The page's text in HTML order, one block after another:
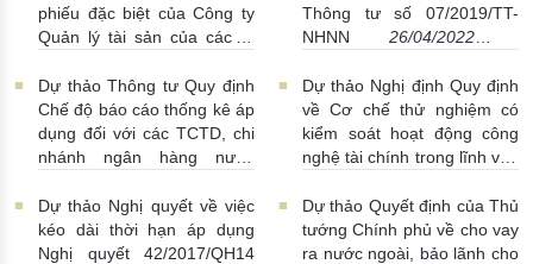
phiếu đặc biệt của Công ty
Quản lý tài sản của các tổ
28/04/2022 | 21:00:00
Thông tư số 07/2019/TT-
NHNN
26/04/2022 |
Dự thảo Thông tư Quy định
Chế độ báo cáo thống kê áp
dụng đối với các TCTD, chi
nhánh ngân hàng nước
Dự thảo Nghị định Quy định
về Cơ chế thử nghiệm có
kiểm soát hoạt động công
nghệ tài chính trong lĩnh vực
17:06:00
Dự thảo Nghị quyết về việc
kéo dài thời hạn áp dụng
Nghị quyết 42/2017/QH14
Dự thảo Quyết định của Thủ
tướng Chính phủ về cho vay
ra nước ngoài, bảo lãnh cho